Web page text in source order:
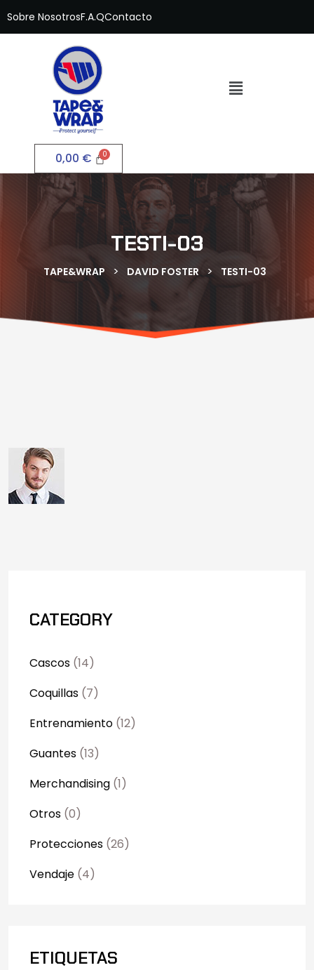
Sobre NosotrosF.A.QContacto
0,00 €
TESTI-03
TAPE&WRAP > DAVID FOSTER > TESTI-03
CATEGORY
Cascos (14)
Coquillas (7)
Entrenamiento (12)
Guantes (13)
Merchandising (1)
Otros (0)
Protecciones (26)
Vendaje (4)
ETIQUETAS